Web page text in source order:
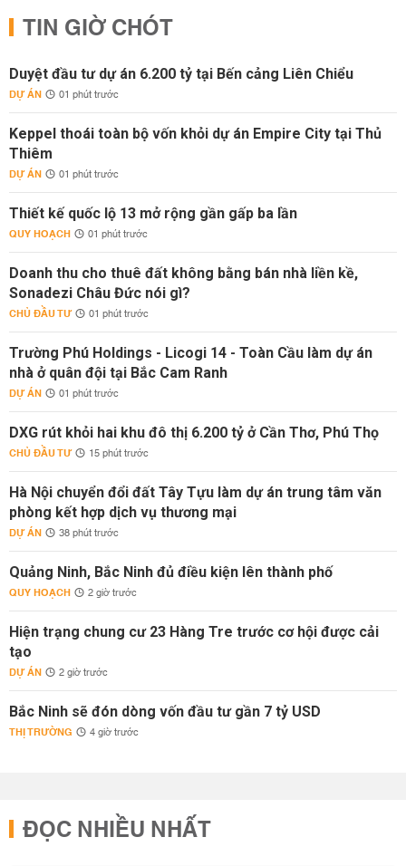
TIN GIỜ CHÓT
Duyệt đầu tư dự án 6.200 tỷ tại Bến cảng Liên Chiểu
DỰ ÁN 01 phút trước
Keppel thoái toàn bộ vốn khỏi dự án Empire City tại Thủ
Thiêm
DỰ ÁN 01 phút trước
Thiết kế quốc lộ 13 mở rộng gần gấp ba lần
QUY HOẠCH 01 phút trước
Doanh thu cho thuê đất không bằng bán nhà liền kề,
Sonadezi Châu Đức nói gì?
CHỦ ĐẦU TƯ 01 phút trước
Trường Phú Holdings - Licogi 14 - Toàn Cầu làm dự án
nhà ở quân đội tại Bắc Cam Ranh
DỰ ÁN 01 phút trước
DXG rút khỏi hai khu đô thị 6.200 tỷ ở Cần Thơ, Phú Thọ
CHỦ ĐẦU TƯ 15 phút trước
Hà Nội chuyển đổi đất Tây Tựu làm dự án trung tâm văn
phòng kết hợp dịch vụ thương mại
DỰ ÁN 38 phút trước
Quảng Ninh, Bắc Ninh đủ điều kiện lên thành phố
QUY HOẠCH 2 giờ trước
Hiện trạng chung cư 23 Hàng Tre trước cơ hội được cải
tạo
DỰ ÁN 2 giờ trước
Bắc Ninh sẽ đón dòng vốn đầu tư gần 7 tỷ USD
THỊ TRƯỜNG 4 giờ trước
ĐỌC NHIỀU NHẤT